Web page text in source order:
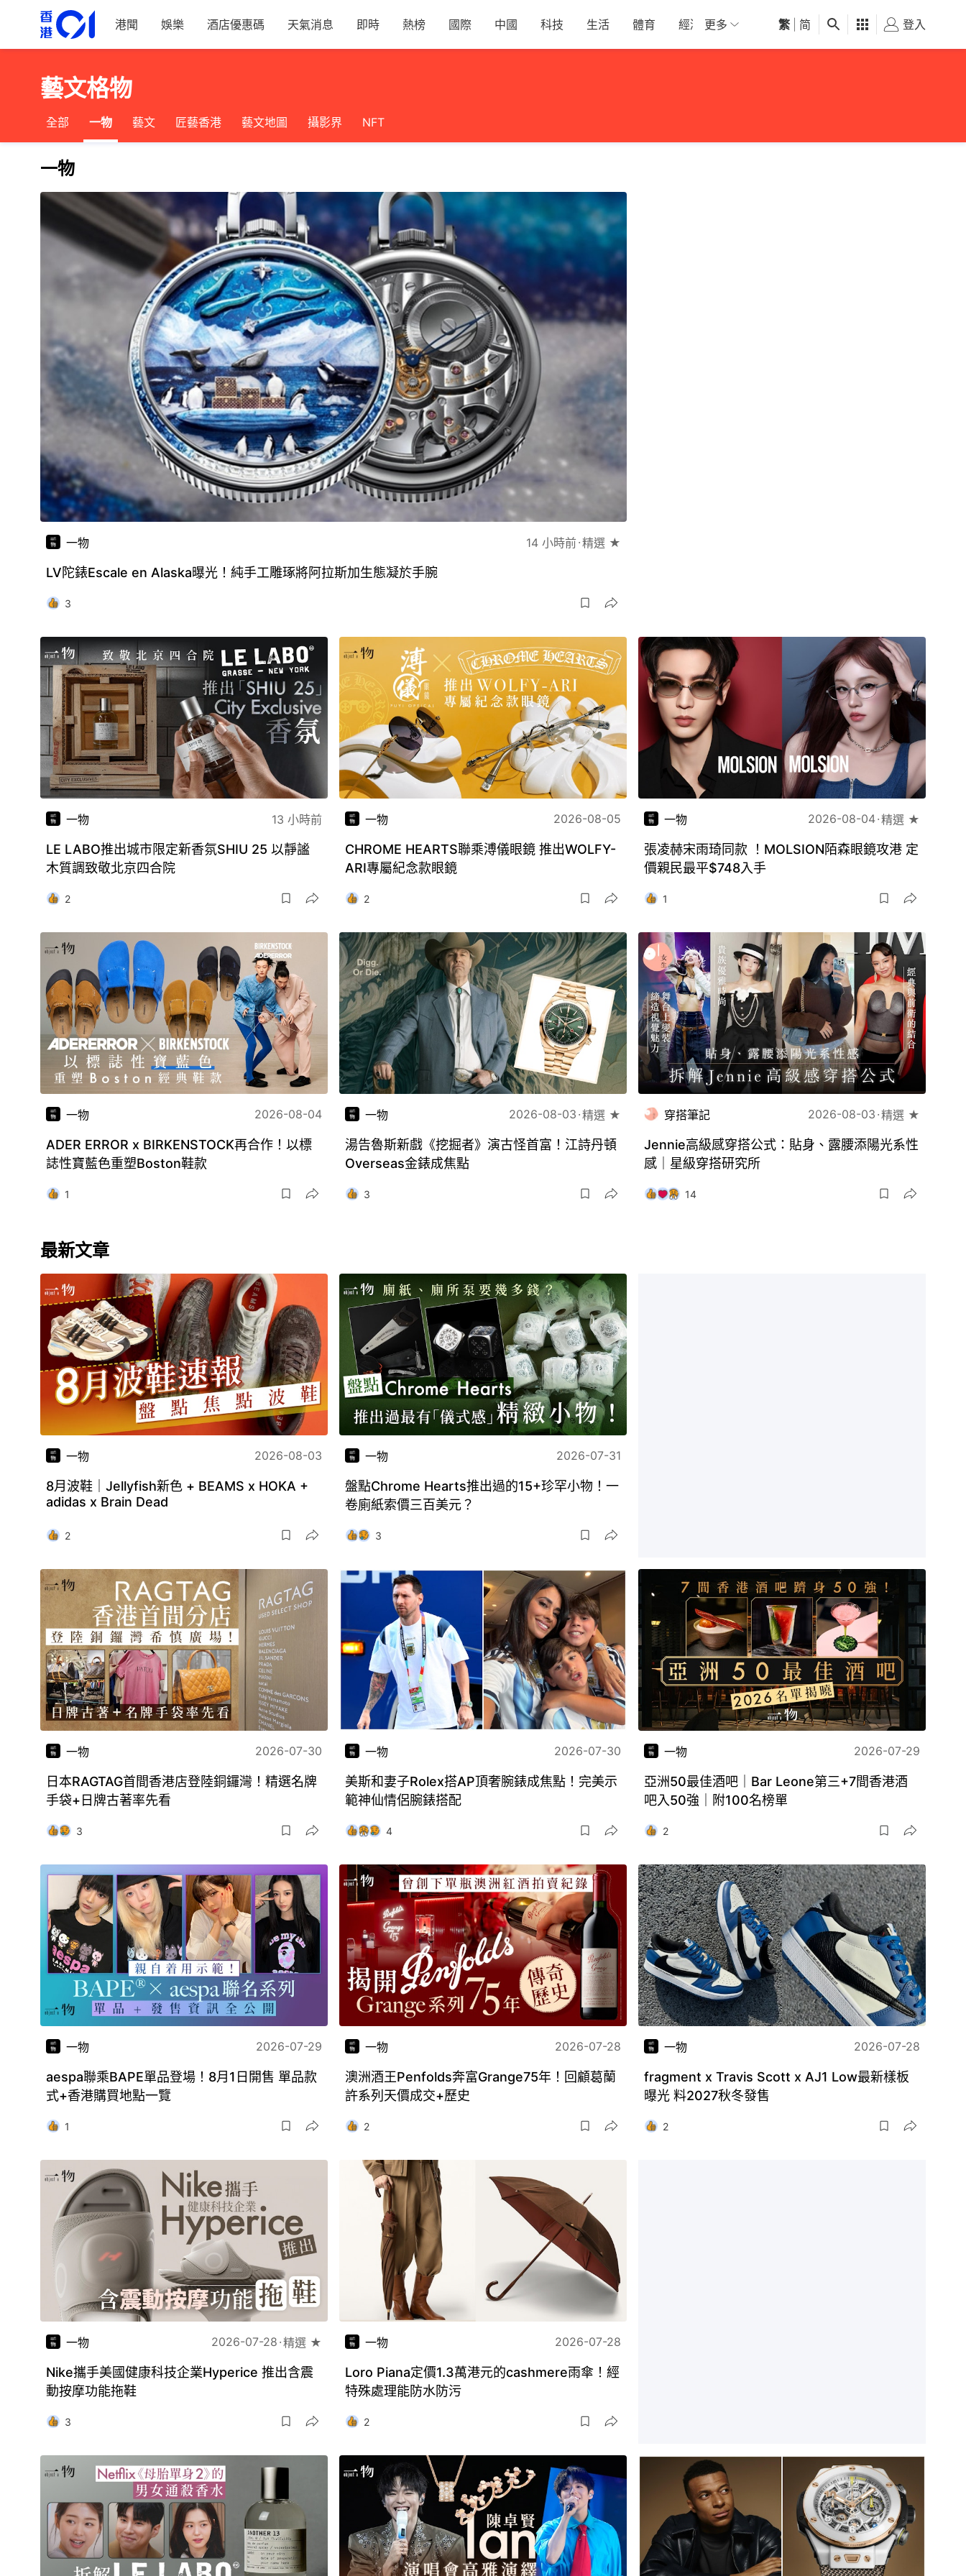
港聞 娛樂 酒店優惠碼 天氣消息 即時 熱榜 國際 中國 科技 生活 體育 經濟 01深圳 觀點 健康 好食玩飛
更多 繁 简 登入
藝文格物
全部 一物 藝文 匠藝香港 藝文地圖 攝影界 NFT
一物
一物 14 小時前 精選 ★
LV陀錶Escale en Alaska曝光！純手工雕琢將阿拉斯加生態凝於手腕
3
一物 13 小時前
LE LABO推出城市限定新香氛SHIU 25 以靜謐
木質調致敬北京四合院
2
一物 2026-08-05
CHROME HEARTS聯乘溥儀眼鏡 推出WOLFY-
ARI專屬紀念款眼鏡
2
一物 2026-08-04 精選 ★
張凌赫宋雨琦同款 ！MOLSION陌森眼鏡攻港 定
價親民最平$748入手
1
一物 2026-08-04
ADER ERROR x BIRKENSTOCK再合作！以標
誌性寶藍色重塑Boston鞋款
1
一物 2026-08-03 精選 ★
湯告魯斯新戲《挖掘者》演古怪首富！江詩丹頓
Overseas金錶成焦點
3
穿搭筆記 2026-08-03 精選 ★
Jennie高級感穿搭公式：貼身、露腰添陽光系性
感｜星級穿搭研究所
14
最新文章
一物 2026-08-03
8月波鞋｜Jellyfish新色 + BEAMS x HOKA +
adidas x Brain Dead
2
一物 2026-07-31
盤點Chrome Hearts推出過的15+珍罕小物！一
卷廁紙索價三百美元？
3
一物 2026-07-30
日本RAGTAG首間香港店登陸銅鑼灣！精選名牌
手袋+日牌古著率先看
3
一物 2026-07-30
美斯和妻子Rolex搭AP頂奢腕錶成焦點！完美示
範神仙情侶腕錶搭配
4
一物 2026-07-29
亞洲50最佳酒吧｜Bar Leone第三+7間香港酒
吧入50強｜附100名榜單
2
一物 2026-07-29
aespa聯乘BAPE單品登場！8月1日開售 單品款
式+香港購買地點一覽
1
一物 2026-07-28
澳洲酒王Penfolds奔富Grange75年！回顧葛蘭
許系列天價成交+歷史
2
一物 2026-07-28
fragment x Travis Scott x AJ1 Low最新樣板
曝光 料2027秋冬發售
2
一物 2026-07-28 精選 ★
Nike攜手美國健康科技企業Hyperice 推出含震
動按摩功能拖鞋
3
一物 2026-07-28
Loro Piana定價1.3萬港元的cashmere雨傘！經
特殊處理能防水防污
2